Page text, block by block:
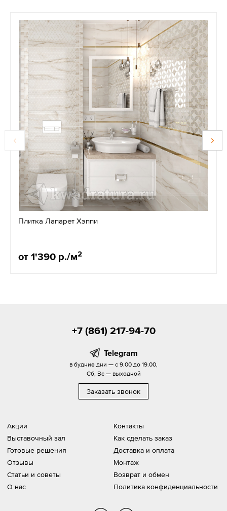
Плитка Лапарет Хэппи
от 1'390 р./м2
Акции
Выставочный зал
Готовые решения
Отзывы
Статьи и советы
О нас
Контакты
Как сделать заказ
Доставка и оплата
Монтаж
Возврат и обмен
Политика конфиденциальности
+7 (861) 217-94-70
Telegram
в будние дни — с 9.00 до 19.00,
Сб, Вс — выходной
Заказать звонок